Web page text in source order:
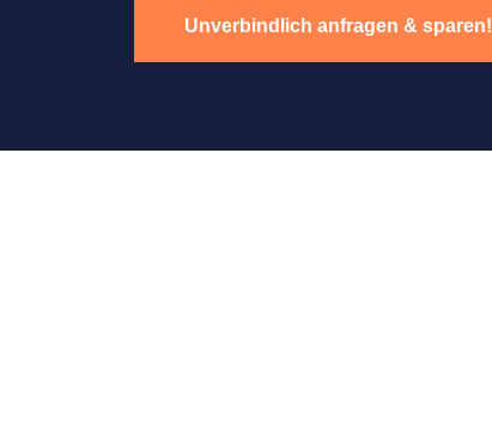
Unverbindlich anfragen & sparen!